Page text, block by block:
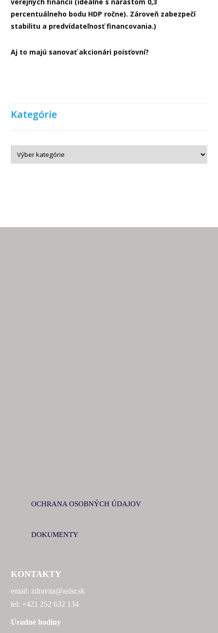
percentuálneho bodu HDP ročne). Zároveň zabezpečí
stabilitu a predvídateľnosť financovania.)
Aj to majú sanovať akcionári poisťovní?
Kategórie
OCHRANA OSOBNÝCH ÚDAJOV
DOKUMENTY
KONTAKTY
email: zdravita@aslsr.sk
tel: +421 252 632 134
Úradné hodiny